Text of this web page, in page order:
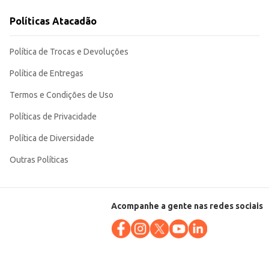
qualidade e praticidade no preparo de receitas com carne suína.
Políticas Atacadão
Política de Trocas e Devoluções
Política de Entregas
Termos e Condições de Uso
Políticas de Privacidade
Política de Diversidade
Outras Políticas
Acompanhe a gente nas redes sociais